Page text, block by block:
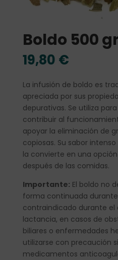
Boldo 500
19,80 €
La infusión de boldo es
apreciada por sus
depurativas. Se utiliza
contribuir al
apoyar la eliminación de
copiosas. Su sabor
la convierte en una
después de las comidas.
Importante: El boldo no
forma continuada durante
contraindicado durante el
lactancia, en casos de
biliares o enfermedades
utilizarse con precaución
medicamentos